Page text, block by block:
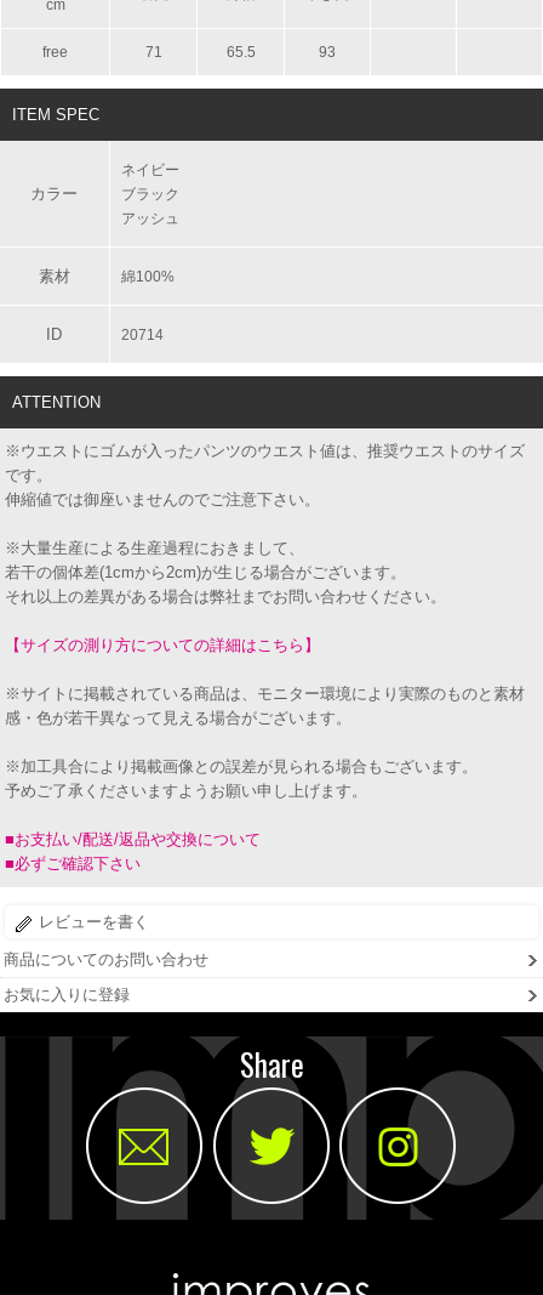
cm
free 71 65.5 93
ITEM SPEC
カラー
ネイビー
ブラック
アッシュ
素材 綿100%
ID 20714
ATTENTION
※ウエストにゴムが入ったパンツのウエスト値は、推奨ウエストのサイズ
です。
伸縮値では御座いませんのでご注意下さい。
※大量生産による生産過程におきまして、
若干の個体差(1cmから2cm)が生じる場合がございます。
それ以上の差異がある場合は弊社までお問い合わせください。
【サイズの測り方についての詳細はこちら】
※サイトに掲載されている商品は、モニター環境により実際のものと素材
感・色が若干異なって見える場合がございます。
※加工具合により掲載画像との誤差が見られる場合もございます。
予めご了承くださいますようお願い申し上げます。
■お支払い/配送/返品や交換について
■必ずご確認下さい
レビューを書く
商品についてのお問い合わせ
お気に入りに登録
Share